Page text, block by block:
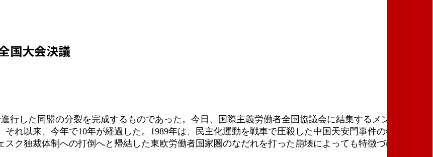
国大会決議
行した同盟の分裂を完成するものであった。今日、国際主義労働者全国協議会に結集するメンバーは、
れ以来、今年で10年が経過した。1989年は、民主化運動を戦車で圧殺した中国天安門事件の年であ
ク独裁体制への打倒へと帰結した東欧労働者国家圏のなだれを打った崩壊によっても特徴づけられ